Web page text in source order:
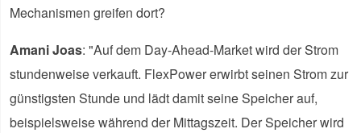
Mechanismen greifen dort?
Amani Joas: "Auf dem Day-Ahead-Market wird der Strom
stundenweise verkauft. FlexPower erwirbt seinen Strom zur
günstigsten Stunde und lädt damit seine Speicher auf,
beispielsweise während der Mittagszeit. Der Speicher wird